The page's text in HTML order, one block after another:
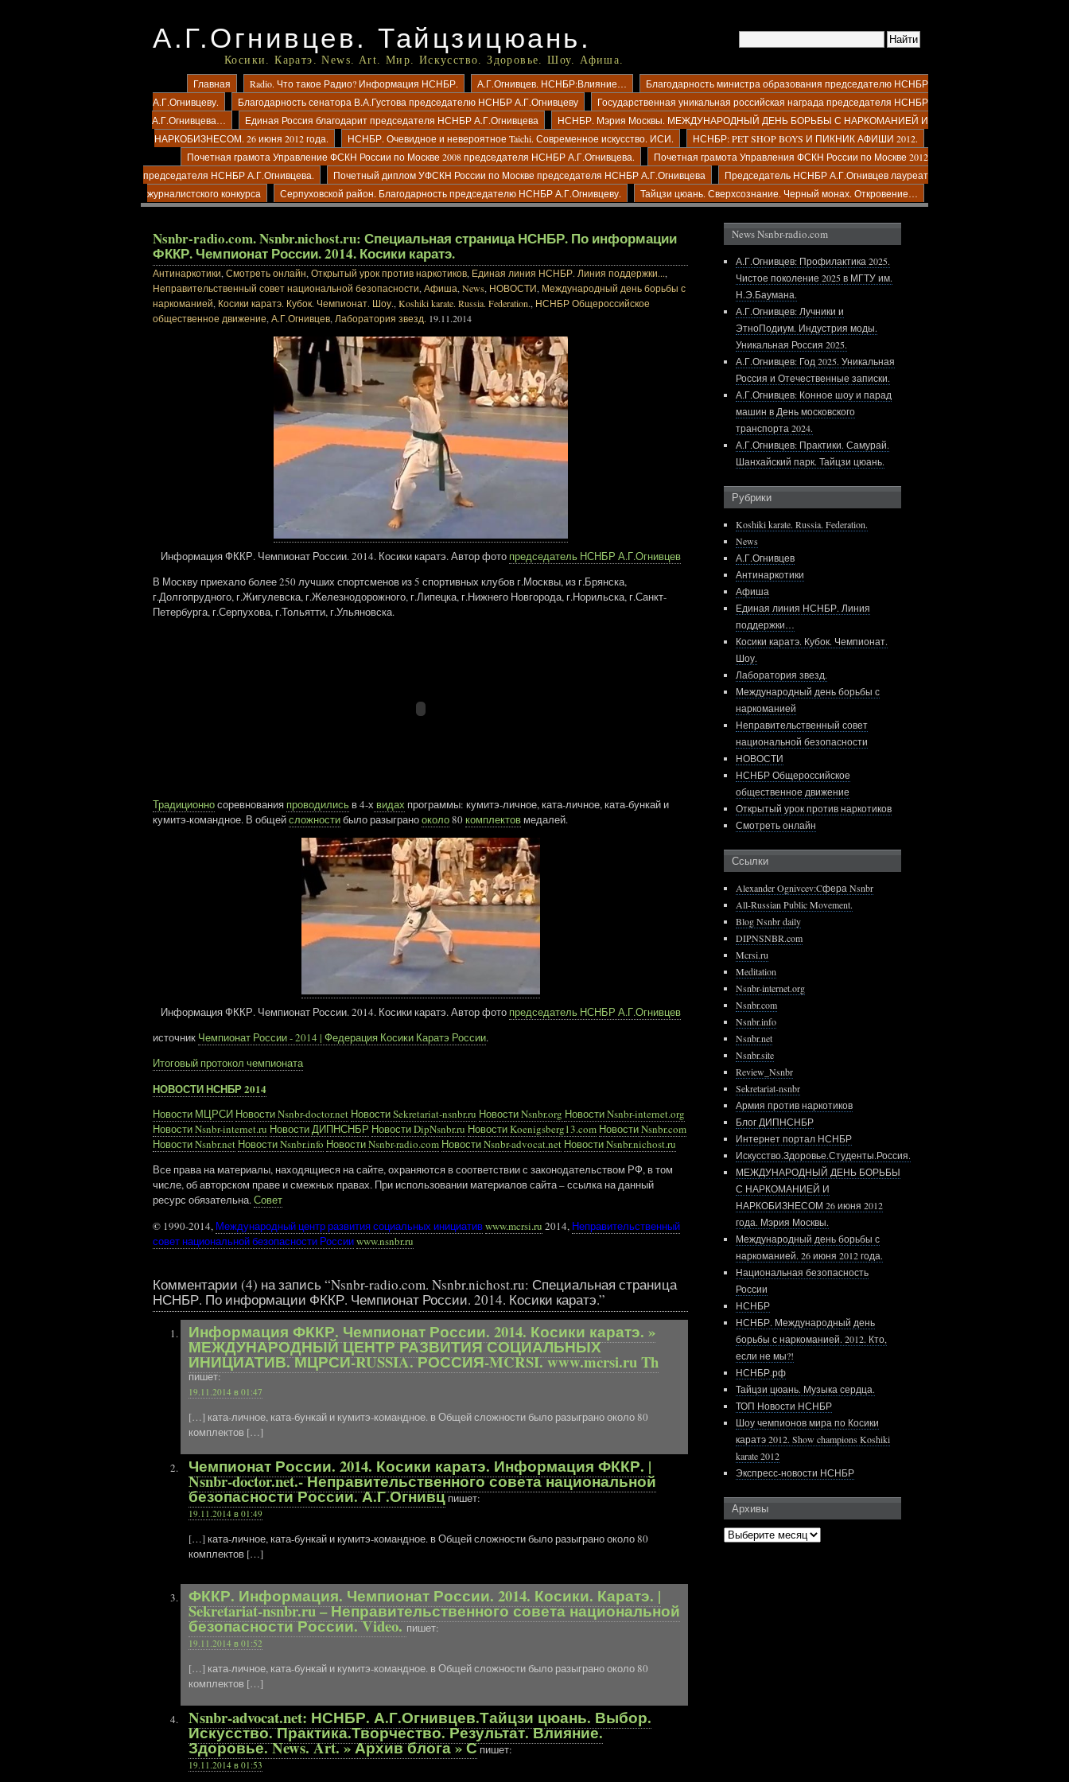
А.Г.Огнивцев. Тайцзицюань.
Косики. Каратэ. News. Art. Мир. Искусство. Здоровье. Шоу. Афиша.
Главная Radio. Что такое Радио? Информация НСНБР. А.Г.Огнивцев. НСНБР:Влияние…
Благодарность министра образования председателю НСНБР
А.Г.Огнивцеву.
Благодарность сенатора В.А.Густова председателю НСНБР А.Г.Огнивцеву
Государственная уникальная российская награда председателя НСНБР
А.Г.Огнивцева…
Единая Россия благодарит председателя НСНБР А.Г.Огнивцева
НСНБР. Мэрия Москвы. МЕЖДУНАРОДНЫЙ ДЕНЬ БОРЬБЫ С НАРКОМАНИЕЙ И
НАРКОБИЗНЕСОМ. 26 июня 2012 года.
НСНБР. Очевидное и невероятное Taichi. Современное искусство. ИСИ.
НСНБР: PET SHOP BOYS И ПИКНИК АФИШИ 2012.
Почетная грамота Управление ФСКН России по Москве 2008 председателя НСНБР А.Г.Огнивцева.
Почетная грамота Управления ФСКН России по Москве 2012
председателя НСНБР А.Г.Огнивцева.
Почетный диплом УФСКН России по Москве председателя НСНБР А.Г.Огнивцева
Председатель НСНБР А.Г.Огнивцев лауреат
журналистского конкурса
Серпуховской район. Благодарность председателю НСНБР А.Г.Огнивцеву. Тайцзи цюань. Сверхсознание. Черный монах. Откровение…
Nsnbr-radio.com. Nsnbr.nichost.ru: Специальная страница НСНБР. По информации
ФККР. Чемпионат России. 2014. Косики каратэ.
Антинаркотики, Смотреть онлайн, Открытый урок против наркотиков, Единая линия НСНБР. Линия поддержки...,
Неправительственный совет национальной безопасности, Афиша, News, НОВОСТИ, Международный день борьбы с
наркоманией, Косики каратэ. Кубок. Чемпионат. Шоу., Koshiki karate. Russia. Federation., НСНБР Общероссийское
общественное движение, А.Г.Огнивцев, Лаборатория звезд. 19.11.2014
Информация ФККР. Чемпионат России. 2014. Косики каратэ. Автор фото председатель НСНБР А.Г.Огнивцев
В Москву приехало более 250 лучших спортсменов из 5 спортивных клубов г.Москвы, из г.Брянска,
г.Долгопрудного, г.Жигулевска, г.Железнодорожного, г.Липецка, г.Нижнего Новгорода, г.Норильска, г.Санкт-
Петербурга, г.Серпухова, г.Тольятти, г.Ульяновска.
Традиционносоревнования проводились в 4-х видах программы: кумитэ-личное, ката-личное, ката-бункай и
кумитэ-командное. В общейсложностибыло разыгранооколо80комплектов медалей.
Информация ФККР. Чемпионат России. 2014. Косики каратэ. Автор фото председатель НСНБР А.Г.Огнивцев
источник Чемпионат России - 2014 | Федерация Косики Каратэ России.
Итоговый протокол чемпионата
НОВОСТИ НСНБР 2014
Новости МЦРСИ Новости Nsnbr-doctor.net Новости Sekretariat-nsnbr.ru Новости Nsnbr.org Новости Nsnbr-internet.org
Новости Nsnbr-internet.ru Новости ДИПНСНБР Новости DipNsnbr.ru Новости Koenigsberg13.com Новости Nsnbr.com
Новости Nsnbr.net Новости Nsnbr.info Новости Nsnbr-radio.com Новости Nsnbr-advocat.net Новости Nsnbr.nichost.ru
Все права на материалы, находящиеся на сайте, охраняются в соответствии с законодательством РФ, в том
числе, об авторском праве и смежных правах. При использовании материалов сайта – ссылка на данный
ресурс обязательна.Совет
© 1990-2014, Международный центр развития социальных инициативwww.mcrsi.ru 2014, Неправительственный
совет национальной безопасности Россииwww.nsnbr.ru
Комментарии (4) на запись “Nsnbr-radio.com. Nsnbr.nichost.ru: Специальная страница
НСНБР. По информации ФККР. Чемпионат России. 2014. Косики каратэ.”
Информация ФККР. Чемпионат России. 2014. Косики каратэ. »
МЕЖДУНАРОДНЫЙ ЦЕНТР РАЗВИТИЯ СОЦИАЛЬНЫХ
ИНИЦИАТИВ. МЦРСИ-RUSSIA. РОССИЯ-MCRSI. www.mcrsi.ru Th
пишет:
19.11.2014 в 01:47
[…] ката-личное, ката-бункай и кумитэ-командное. в Общей сложности было разыграно около 80
комплектов […]
Чемпионат России. 2014. Косики каратэ. Информация ФККР. |
Nsnbr-doctor.net.- Неправительственного совета национальной
безопасности России. А.Г.Огнивц пишет:
19.11.2014 в 01:49
[…] ката-личное, ката-бункай и кумитэ-командное. в Общей сложности было разыграно около 80
комплектов […]
ФККР. Информация. Чемпионат России. 2014. Косики. Каратэ. |
Sekretariat-nsnbr.ru – Неправительственного совета национальной
безопасности России. Video.пишет:
19.11.2014 в 01:52
[…] ката-личное, ката-бункай и кумитэ-командное. в Общей сложности было разыграно около 80
комплектов […]
Nsnbr-advocat.net: НСНБР. А.Г.Огнивцев.Тайцзи цюань. Выбор.
Искусство. Практика.Творчество. Результат. Влияние.
Здоровье. News. Art. » Архив блога » С пишет:
19.11.2014 в 01:53
News Nsnbr-radio.com
А.Г.Огнивцев: Профилактика 2025.
Чистое поколение 2025 в МГТУ им.
Н.Э.Баумана.
А.Г.Огнивцев: Лучники и
ЭтноПодиум. Индустрия моды.
Уникальная Россия 2025.
А.Г.Огнивцев: Год 2025. Уникальная
Россия и Отечественные записки.
А.Г.Огнивцев: Конное шоу и парад
машин в День московского
транспорта 2024.
А.Г.Огнивцев: Практики. Самурай.
Шанхайский парк. Тайцзи цюань.
Рубрики
Koshiki karate. Russia. Federation.
News
А.Г.Огнивцев
Антинаркотики
Афиша
Единая линия НСНБР. Линия
поддержки…
Косики каратэ. Кубок. Чемпионат.
Шоу.
Лаборатория звезд.
Международный день борьбы с
наркоманией
Неправительственный совет
национальной безопасности
НОВОСТИ
НСНБР Общероссийское
общественное движение
Открытый урок против наркотиков
Смотреть онлайн
Ссылки
Alexander Ognivcev:Cфера Nsnbr
All-Russian Public Movement.
Blog Nsnbr daily
DIPNSNBR.com
Mcrsi.ru
Meditation
Nsnbr-internet.org
Nsnbr.com
Nsnbr.info
Nsnbr.net
Nsnbr.site
Review_Nsnbr
Sekretariat-nsnbr
Армия против наркотиков
Блог ДИПНСНБР
Интернет портал НСНБР
Искусство.Здоровье.Студенты.Россия.
МЕЖДУНАРОДНЫЙ ДЕНЬ БОРЬБЫ
С НАРКОМАНИЕЙ И
НАРКОБИЗНЕСОМ 26 июня 2012
года. Мэрия Москвы.
Международный день борьбы с
наркоманией. 26 июня 2012 года.
Национальная безопасность
России
НСНБР
НСНБР. Международный день
борьбы с наркоманией. 2012. Кто,
если не мы?!
НСНБР.рф
Тайцзи цюань. Музыка сердца.
ТОП Новости НСНБР
Шоу чемпионов мира по Косики
каратэ 2012. Show champions Koshiki
karate 2012
Экспресс-новости НСНБР
Архивы